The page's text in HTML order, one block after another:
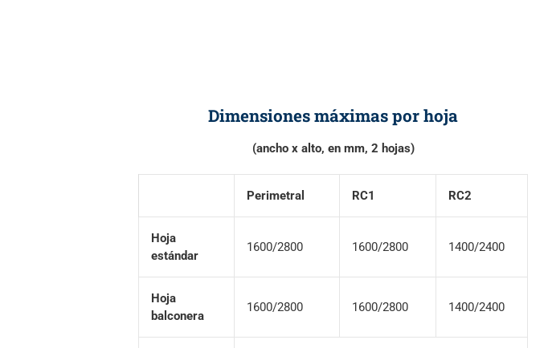
Dimensiones máximas por hoja
(ancho x alto, en mm, 2 hojas)
Perimetral RC1 RC2
Hoja
estándar
1600/2800 1600/2800 1400/2400
Hoja
balconera
1600/2800 1600/2800 1400/2400